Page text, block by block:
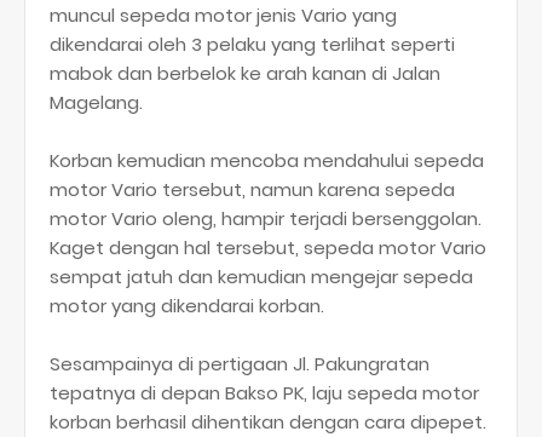
muncul sepeda motor jenis Vario yang
dikendarai oleh 3 pelaku yang terlihat seperti
mabok dan berbelok ke arah kanan di Jalan
Magelang.
Korban kemudian mencoba mendahului sepeda
motor Vario tersebut, namun karena sepeda
motor Vario oleng, hampir terjadi bersenggolan.
Kaget dengan hal tersebut, sepeda motor Vario
sempat jatuh dan kemudian mengejar sepeda
motor yang dikendarai korban.
Sesampainya di pertigaan Jl. Pakungratan
tepatnya di depan Bakso PK, laju sepeda motor
korban berhasil dihentikan dengan cara dipepet.